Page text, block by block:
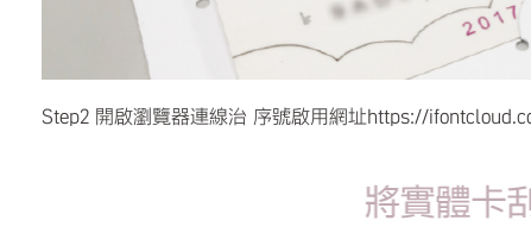
Step2 開啟瀏覽器連線治 序號啟用網址https://